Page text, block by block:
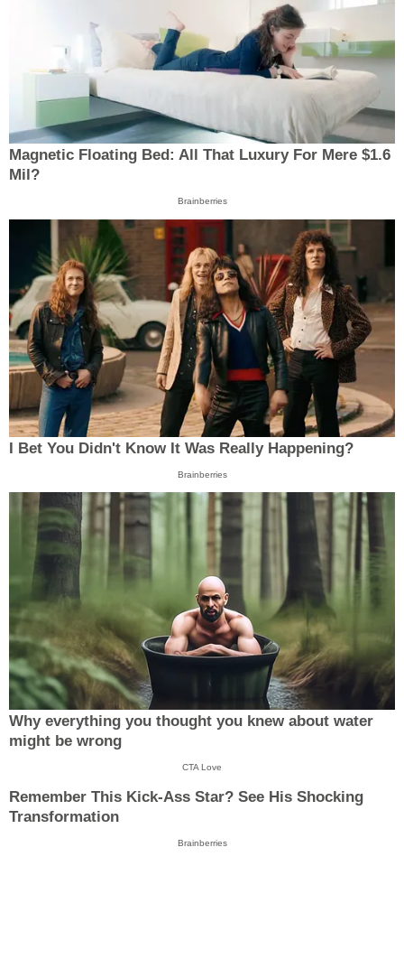
Magnetic Floating Bed: All That Luxury For Mere $1.6
Mil?
Brainberries
I Bet You Didn't Know It Was Really Happening?
Brainberries
Why everything you thought you knew about water
might be wrong
CTA Love
Remember This Kick-Ass Star? See His Shocking
Transformation
Brainberries